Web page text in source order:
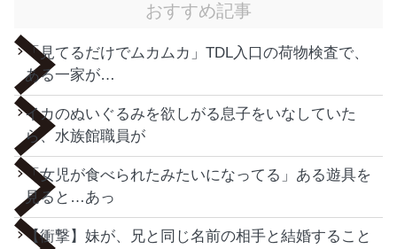
おすすめ記事
「見てるだけでムカムカ」TDL入口の荷物検査で、
ある一家が…
イカのぬいぐるみを欲しがる息子をいなしていた
ら、水族館職員が
「女児が食べられたみたいになってる」ある遊具を
見ると…あっ
【衝撃】妹が、兄と同じ名前の相手と結婚すること